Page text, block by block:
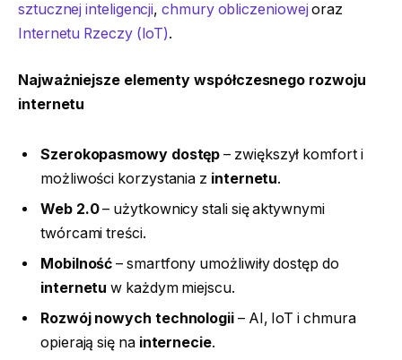
sztucznej inteligencji,chmury obliczeniowej oraz
Internetu Rzeczy (IoT).
Najważniejsze elementy współczesnego rozwoju
internetu
Szerokopasmowy dostęp – zwiększył komfort i
możliwości korzystania z internetu.
Web 2.0– użytkownicy stali się aktywnymi
twórcami treści.
Mobilność – smartfony umożliwiły dostęp do
internetu w każdym miejscu.
Rozwój nowych technologii – AI, IoT i chmura
opierają się na internecie.